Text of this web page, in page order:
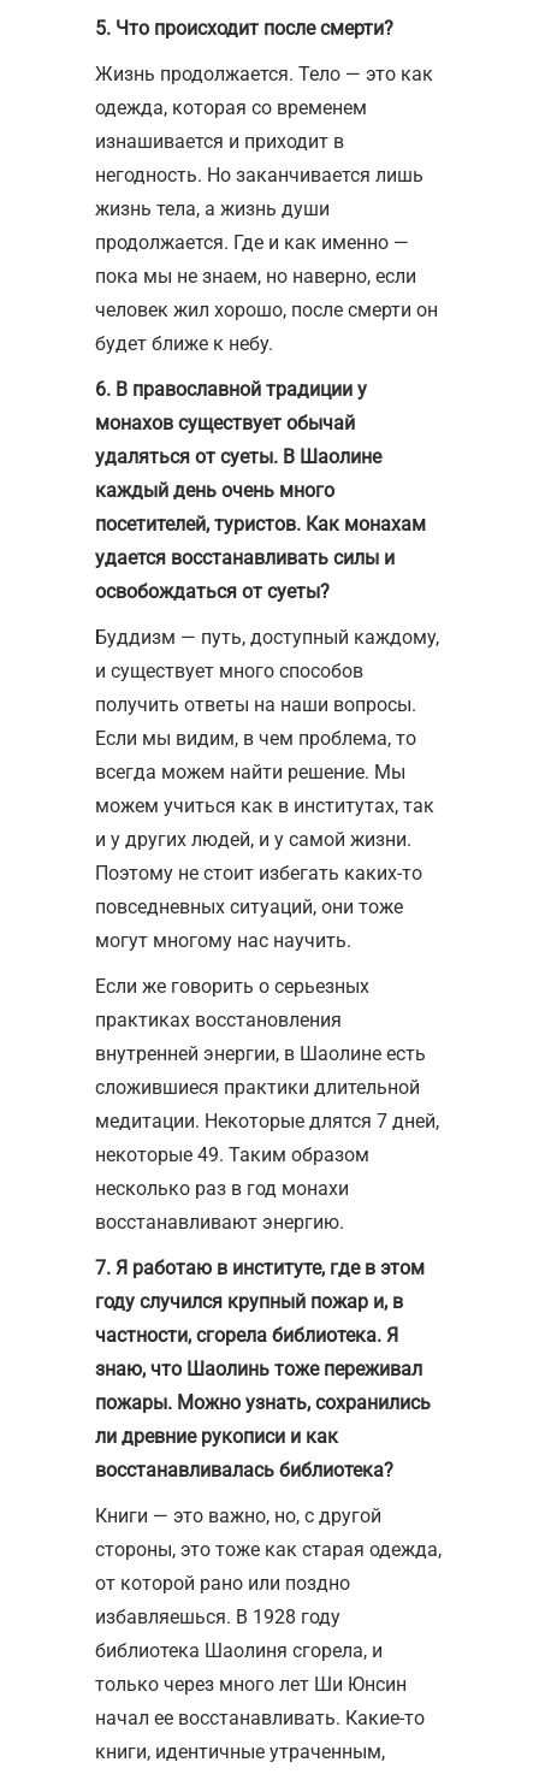
5. Что происходит после смерти?
Жизнь продолжается. Тело — это как
одежда, которая со временем
изнашивается и приходит в
негодность. Но заканчивается лишь
жизнь тела, а жизнь души
продолжается. Где и как именно —
пока мы не знаем, но наверно, если
человек жил хорошо, после смерти он
будет ближе к небу.
6. В православной традиции у
монахов существует обычай
удаляться от суеты. В Шаолине
каждый день очень много
посетителей, туристов. Как монахам
удается восстанавливать силы и
освобождаться от суеты?
Буддизм — путь, доступный каждому,
и существует много способов
получить ответы на наши вопросы.
Если мы видим, в чем проблема, то
всегда можем найти решение. Мы
можем учиться как в институтах, так
и у других людей, и у самой жизни.
Поэтому не стоит избегать каких-то
повседневных ситуаций, они тоже
могут многому нас научить.
Если же говорить о серьезных
практиках восстановления
внутренней энергии, в Шаолине есть
сложившиеся практики длительной
медитации. Некоторые длятся 7 дней,
некоторые 49. Таким образом
несколько раз в год монахи
восстанавливают энергию.
7. Я работаю в институте, где в этом
году случился крупный пожар и, в
частности, сгорела библиотека. Я
знаю, что Шаолинь тоже переживал
пожары. Можно узнать, сохранились
ли древние рукописи и как
восстанавливалась библиотека?
Книги — это важно, но, с другой
стороны, это тоже как старая одежда,
от которой рано или поздно
избавляешься. В 1928 году
библиотека Шаолиня сгорела, и
только через много лет Ши Юнсин
начал ее восстанавливать. Какие-то
книги, идентичные утраченным,